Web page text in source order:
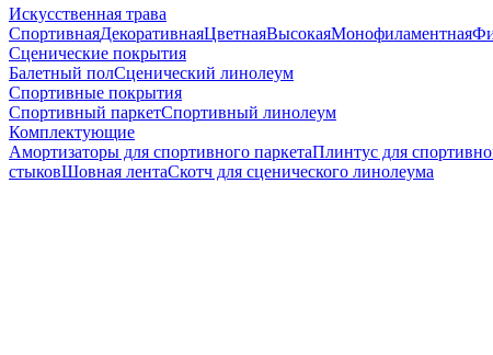
Искусственная трава
СпортивнаяДекоративнаяЦветнаяВысокаяМонофиламентная
Сценические покрытия
Балетный полСценический линолеум
Спортивные покрытия
Спортивный паркетСпортивный линолеум
Комплектующие
Амортизаторы для спортивного паркетаПлинтус для
стыковШовная лентаСкотч для сценического линолеума